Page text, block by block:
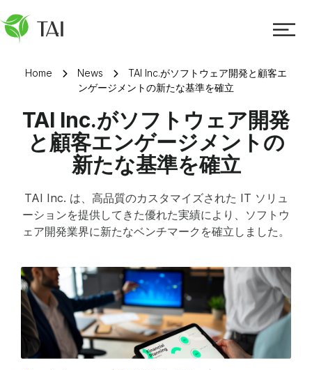
Home News
TAI Inc.がソフトウェア開発と顧客エ
ンゲージメントの新たな基準を確立
TAI Inc.がソフトウェア開発
と顧客エンゲージメントの
新たな基準を確立
TAI Inc. は、高品質のカスタマイズされた IT ソリュ
ーションを提供してきた優れた実績により、ソフトウ
ェア開発業界に新たなベンチマークを確立しました。